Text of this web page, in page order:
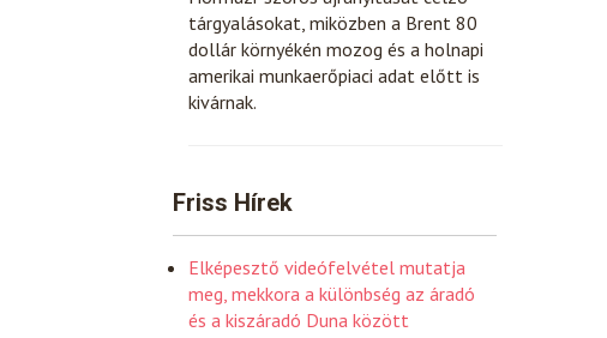
tárgyalásokat, miközben a Brent 80
dollár környékén mozog és a holnapi
amerikai munkaerőpiaci adat előtt is
kivárnak.
Friss Hírek
Elképesztő videófelvétel mutatja
meg, mekkora a különbség az áradó
és a kiszáradó Duna között